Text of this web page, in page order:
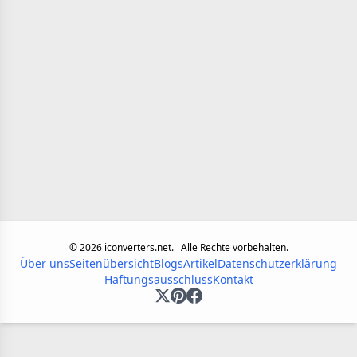
©2026iconverters.net. Alle Rechte vorbehalten.
Über unsSeitenübersichtBlogsArtikelDatenschutzerklärung
HaftungsausschlussKontakt